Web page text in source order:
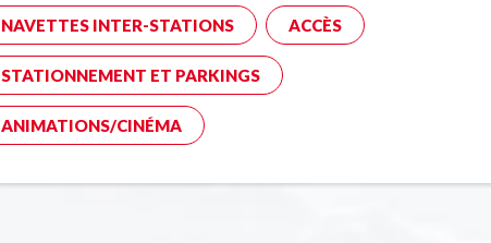
NAVETTES INTER-STATIONS ACCÈS
STATIONNEMENT ET PARKINGS
ANIMATIONS/CINÉMA